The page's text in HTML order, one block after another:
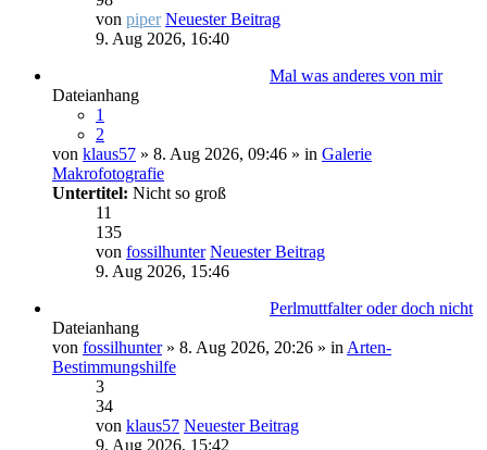
von piper Neuester Beitrag
9. Aug 2026, 16:40
Mal was anderes von mir
Dateianhang
1
2
von klaus57 » 8. Aug 2026, 09:46 » in Galerie
Makrofotografie
Untertitel: Nicht so groß
11
135
von fossilhunter Neuester Beitrag
9. Aug 2026, 15:46
Perlmuttfalter oder doch nicht
Dateianhang
von fossilhunter» 8. Aug 2026, 20:26 » in Arten-
Bestimmungshilfe
3
34
von klaus57 Neuester Beitrag
9. Aug 2026, 15:42